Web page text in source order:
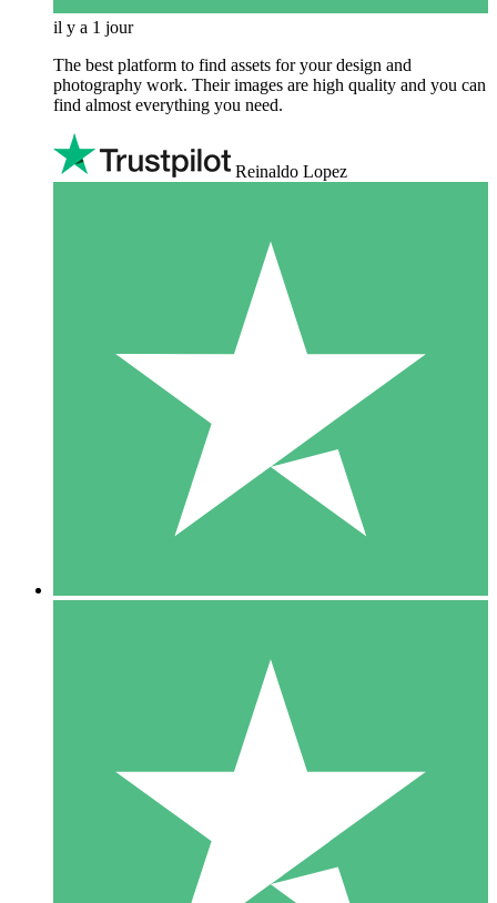
il y a 1 jour
The best platform to find assets for your design and
photography work. Their images are high quality and you can
find almost everything you need.
Reinaldo Lopez